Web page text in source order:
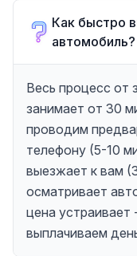
Как быстро
автомобиль?
Весь процесс от
занимает от 30
проводим
телефону (5-10
выезжает к вам
осматривает
цена устраивает
выплачиваем